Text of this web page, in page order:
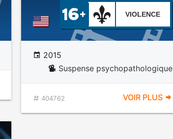
VIOLENCE
2015
Suspense psychopathologique
404762 VOIR PLUS